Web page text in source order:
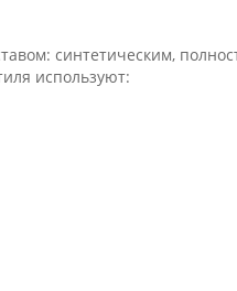
синтетическим,
используют: